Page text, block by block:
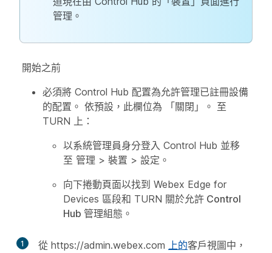
管理。
開始之前
必須將 Control Hub 配置為允許管理已註冊設備
的配置。 依預設，此欄位為
「關閉 」。 至
TURN 上：
以系統管理員身分登入 Control Hub 並移
至 管理 > 裝置 > 設定 。
向下捲動頁面以找到 Webex Edge for
Devices 區段和 TURN 關於允許 Control
Hub 管理組態 。
1 從 https://admin.webex.com 上的客戶視圖中，